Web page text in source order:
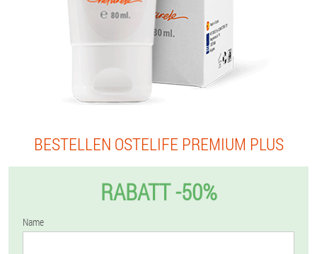
BESTELLEN OSTELIFE PREMIUM PLUS
RABATT -50%
Name